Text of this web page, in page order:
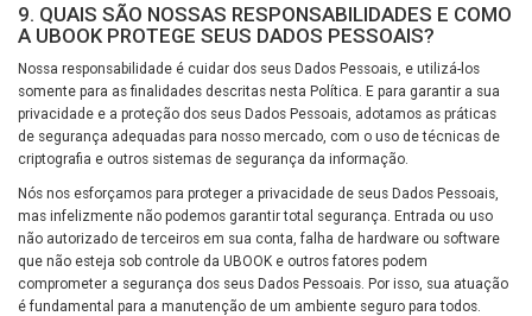
9. QUAIS SÃO NOSSAS RESPONSABILIDADES E COMO
A UBOOK PROTEGE SEUS DADOS PESSOAIS?
Nossa responsabilidade é cuidar dos seus Dados Pessoais, e utilizá-los
somente para as finalidades descritas nesta Política. E para garantir a sua
privacidade e a proteção dos seus Dados Pessoais, adotamos as práticas
de segurança adequadas para nosso mercado, com o uso de técnicas de
criptografia e outros sistemas de segurança da informação.
Nós nos esforçamos para proteger a privacidade de seus Dados Pessoais,
mas infelizmente não podemos garantir total segurança. Entrada ou uso
não autorizado de terceiros em sua conta, falha de hardware ou software
que não esteja sob controle da UBOOK e outros fatores podem
comprometer a segurança dos seus Dados Pessoais. Por isso, sua atuação
é fundamental para a manutenção de um ambiente seguro para todos.